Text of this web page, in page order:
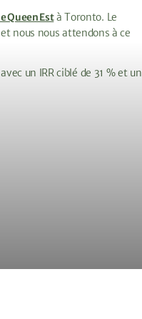
Queen Està Toronto. Le
nous nous attendons à ce
un IRR ciblé de 31 % et un